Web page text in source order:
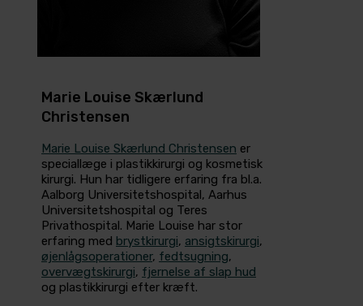
Marie Louise Skærlund
Christensen
Marie Louise Skærlund Christensen er
speciallæge i plastikkirurgi og kosmetisk
kirurgi. Hun har tidligere erfaring fra bl.a.
Aalborg Universitetshospital, Aarhus
Universitetshospital og Teres
Privathospital. Marie Louise har stor
erfaring med brystkirurgi, ansigtskirurgi,
øjenlågsoperationer, fedtsugning,
overvægtskirurgi, fjernelse af slap hud
og plastikkirurgi efter kræft.